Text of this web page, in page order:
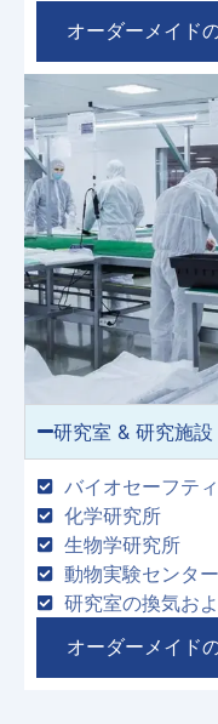
オーダーメイド
研究室 & 研究施設
バイオセーフテ
化学研究所
生物学研究所
動物実験センター
研究室の換気お
オーダーメイド